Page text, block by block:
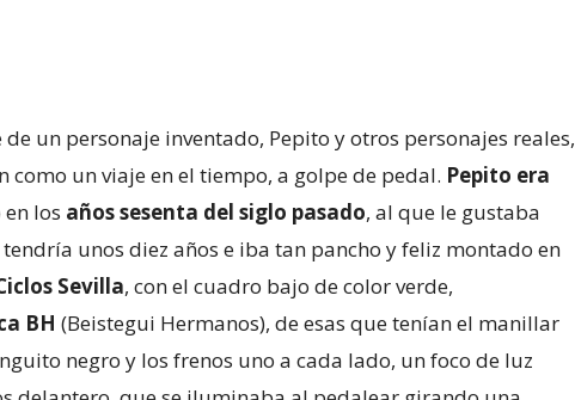
un personaje inventado, Pepito y otros personajes reales,
como un viaje en el tiempo, a golpe de pedal. Pepito era
los años sesenta del siglo pasado, al que le gustaba
unos diez años e iba tan pancho y feliz montado en
Sevilla, con el cuadro bajo de color verde,
BH (Beistegui Hermanos), de esas que tenían el manillar
negro y los frenos uno a cada lado, un foco de luz